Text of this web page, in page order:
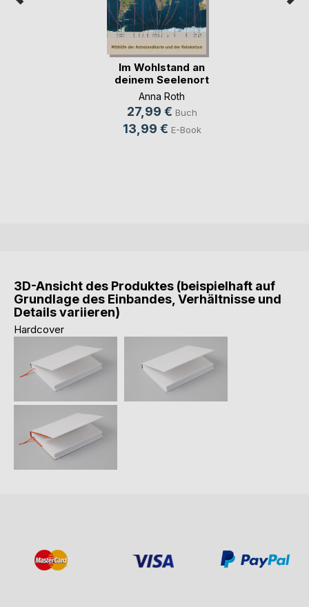
Im Wohlstand an
deinem Seelenort
Anna Roth
27,99 € Buch
13,99 € E-Book
3D-Ansicht des Produktes (beispielhaft auf
Grundlage des Einbandes, Verhältnisse und
Details variieren)
Hardcover